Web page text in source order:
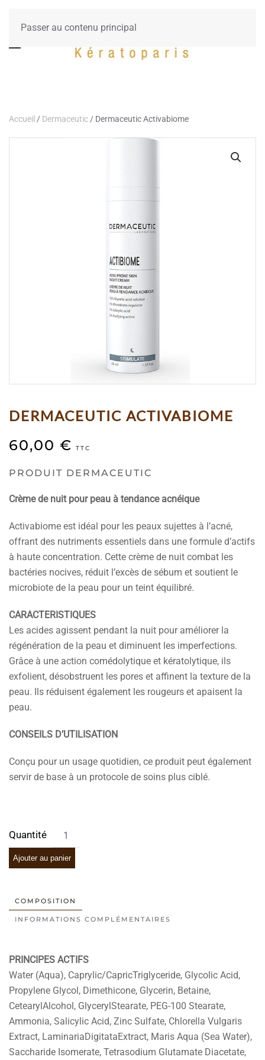
Passer au contenu principal
Accueil / Dermaceutic / Dermaceutic Activabiome
DERMACEUTIC ACTIVABIOME
60,00 € TTC
PRODUIT DERMACEUTIC
Crème de nuit pour peau à tendance acnéique
Activabiome est idéal pour les peaux sujettes à l’acné,
offrant des nutriments essentiels dans une formule d’actifs
à haute concentration. Cette crème de nuit combat les
bactéries nocives, réduit l’excès de sébum et soutient le
microbiote de la peau pour un teint équilibré.
CARACTERISTIQUES
Les acides agissent pendant la nuit pour améliorer la
régénération de la peau et diminuent les imperfections.
Grâce à une action comédolytique et kératolytique, ils
exfolient, désobstruent les pores et affinent la texture de la
peau. Ils réduisent également les rougeurs et apaisent la
peau.
CONSEILS D’UTILISATION
Conçu pour un usage quotidien, ce produit peut également
servir de base à un protocole de soins plus ciblé.
Ajouter au panier
COMPOSITION
INFORMATIONS COMPLÉMENTAIRES
PRINCIPES ACTIFS
Water (Aqua), Caprylic/CapricTriglyceride, Glycolic Acid,
Propylene Glycol, Dimethicone, Glycerin, Betaine,
CetearylAlcohol, GlycerylStearate, PEG-100 Stearate,
Ammonia, Salicylic Acid, Zinc Sulfate, Chlorella Vulgaris
Extract, LaminariaDigitataExtract, Maris Aqua (Sea Water),
Saccharide Isomerate, Tetrasodium Glutamate Diacetate,